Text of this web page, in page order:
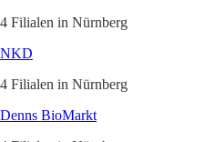
4 Filialen in Nürnberg
NKD
4 Filialen in Nürnberg
Denns BioMarkt